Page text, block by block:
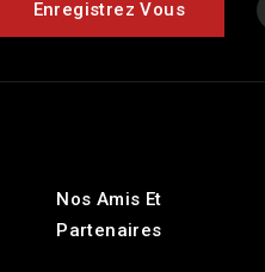
Nos Amis Et
Partenaires